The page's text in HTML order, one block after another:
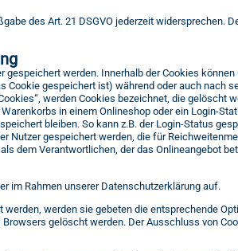
des Art. 21 DSGVO jederzeit widersprechen.
gespeichert werden. Innerhalb der Cookies
Cookie gespeichert ist) während oder auch nach
werden Cookies bezeichnet, die gelöscht
in einem Onlineshop oder ein Login-
bleiben. So kann z.B. der Login-Status
Nutzer gespeichert werden, die für
dem Verantwortlichen, der das Onlineangebot
im Rahmen unserer Datenschutzerklärung auf.
werden sie gebeten die entsprechende
gelöscht werden. Der Ausschluss von